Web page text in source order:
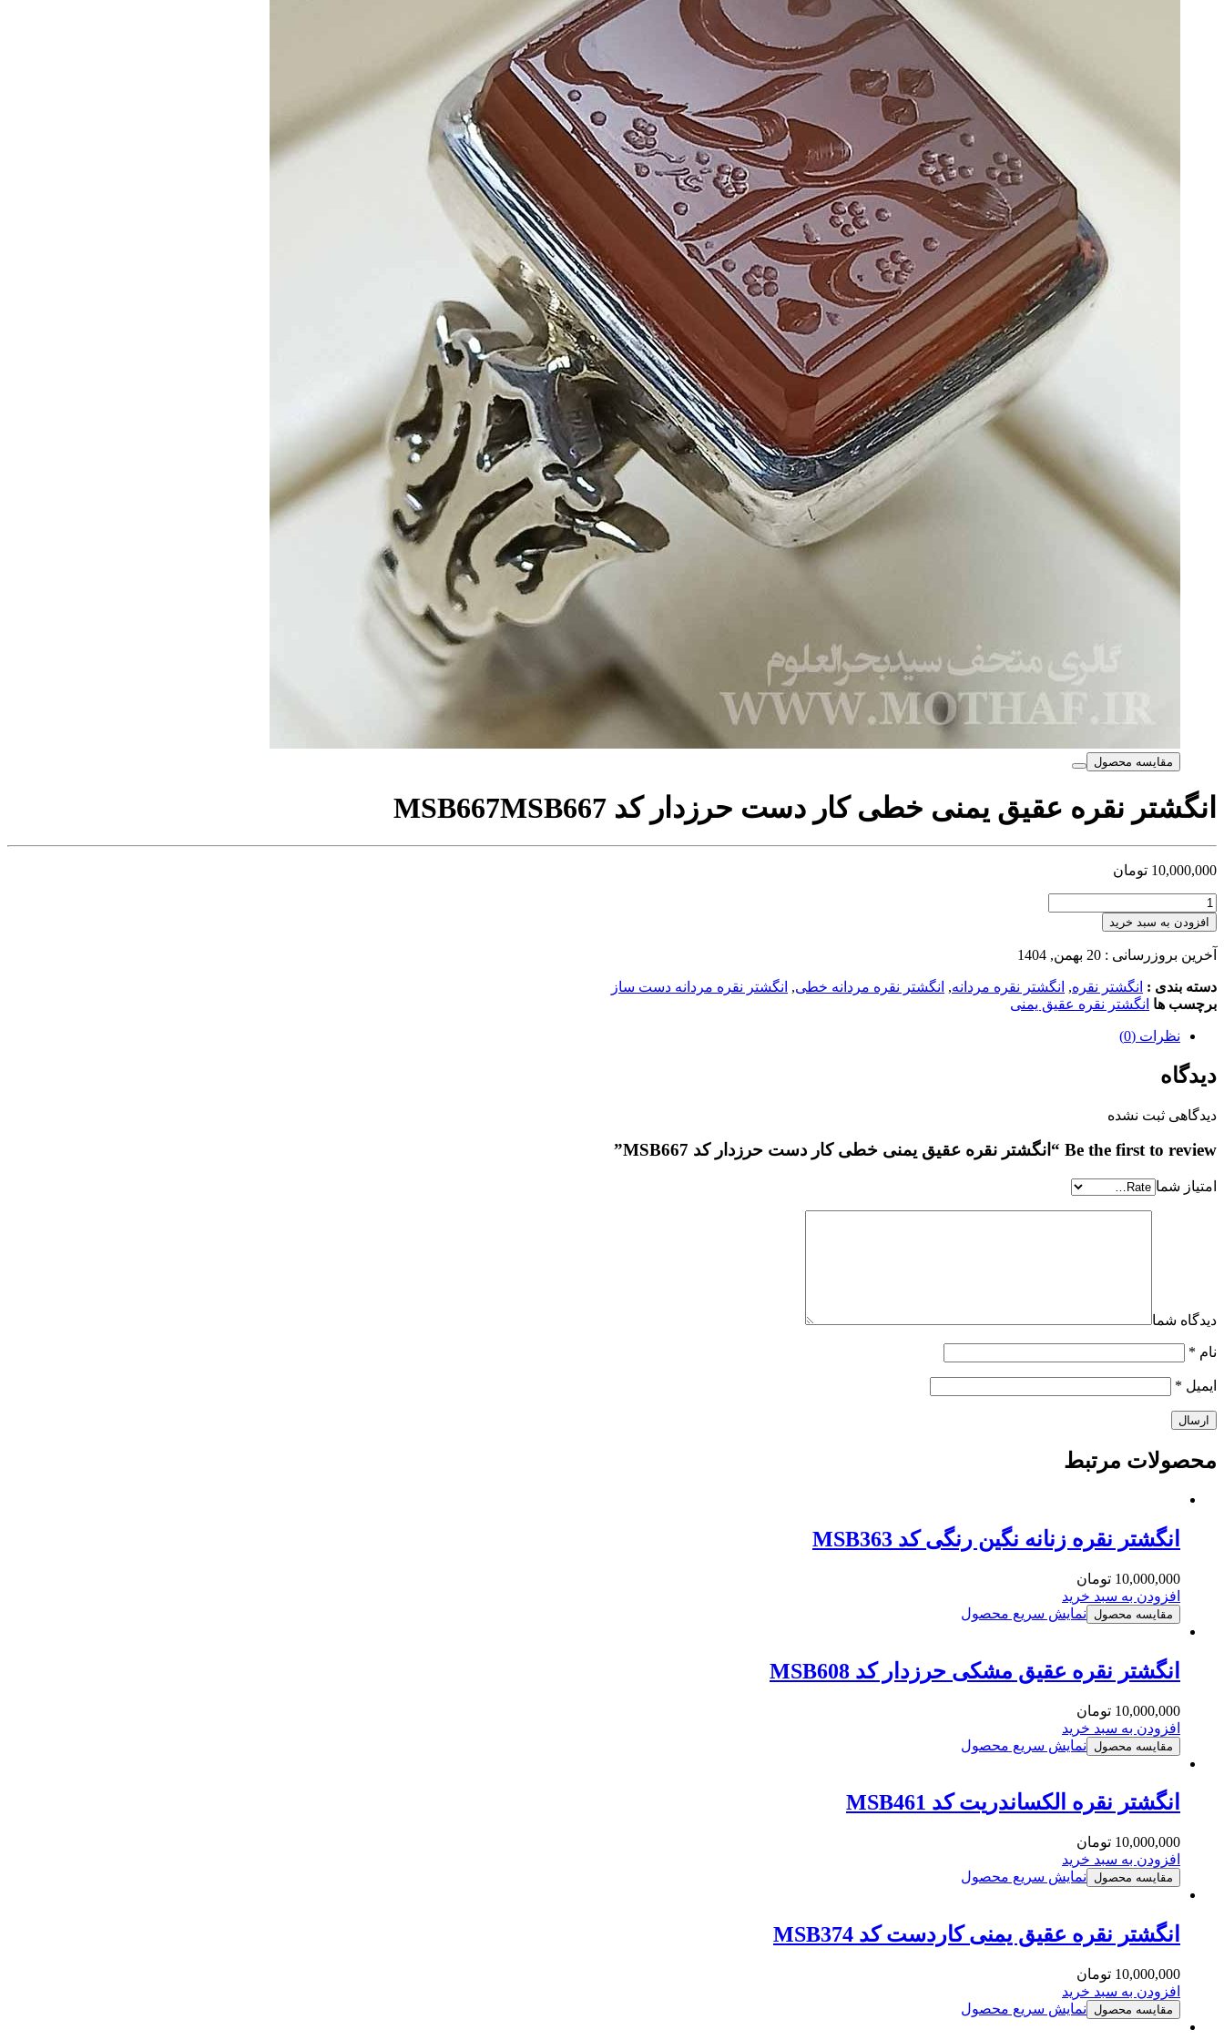
مقایسه محصول
انگشتر نقره عقیق یمنی خطی کار دست حرزدار کد MSB667 MSB667
10,000,000 تومان
افزودن به سبد خرید
آخرین بروزرسانی : 20 بهمن, 1404
دسته بندی : انگشتر نقره, انگشتر نقره مردانه, انگشتر نقره مردانه خطی, انگشتر نقره مردانه دست ساز
برچسب ها انگشتر نقره عقیق یمنی
نظرات (0)
دیدگاه
دیدگاهی ثبت نشده
Be the first to review “انگشتر نقره عقیق یمنی خطی کار دست حرزدار کد MSB667”
امتیاز شما
دیدگاه شما
نام *
ایمیل *
محصولات مرتبط
انگشتر نقره زنانه نگین رنگی کد MSB363
10,000,000 تومان
افزودن به سبد خرید
مقایسه محصول نمایش سریع محصول
انگشتر نقره عقیق مشکی حرزدار کد MSB608
10,000,000 تومان
افزودن به سبد خرید
مقایسه محصول نمایش سریع محصول
انگشتر نقره الکساندریت کد MSB461
10,000,000 تومان
افزودن به سبد خرید
مقایسه محصول نمایش سریع محصول
انگشتر نقره عقیق یمنی کاردست کد MSB374
10,000,000 تومان
افزودن به سبد خرید
مقایسه محصول نمایش سریع محصول